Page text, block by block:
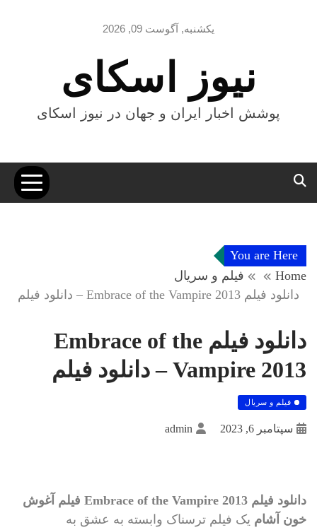
یکشنبه, آگوست 09, 2026
نیوز اسکای
پوشش اخبار ایران و جهان در نیوز اسکای
You are Here
Home
فیلم و سریال
دانلود فیلم Embrace of the Vampire 2013 – دانلود فیلم
دانلود فیلم Embrace of the
Vampire 2013 – دانلود فیلم
فیلم و سریال
سپتامبر 6, 2023 admin
دانلود فیلم Embrace of the Vampire 2013
فیلم آغوش
خون آشام یک فیلم ترسناک وابسته به عشق به